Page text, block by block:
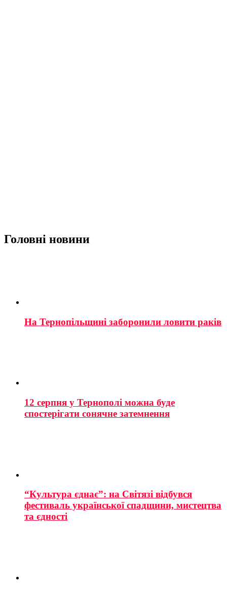
Головні новини
На Тернопільщині заборонили ловити раків
12 серпня у Тернополі можна буде
спостерігати сонячне затемнення
“Культура єднає”: на Світязі відбувся
фестиваль української спадщини, мистецтва
та єдності